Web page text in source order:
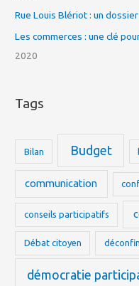
:
Rue Louis Blériot : un
Les commerces : une clé
2020
Tags
Bilan Budget
communication
conseils participatifs
Débat citoyen
démocratie